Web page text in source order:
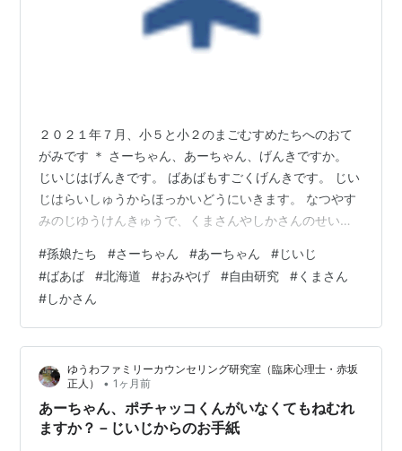
２０２１年７月、小５と小２のまごむすめたちへのおて
がみです ＊ さーちゃん、あーちゃん、げんきですか。
じいじはげんきです。 ばあばもすごくげんきです。 じい
じはらいしゅうからほっかいどうにいきます。 なつやす
みのじゆうけんきゅうで、くまさんやしかさんのせいか
がいいかな？ ばあばはじゃがいも、ままはほしいも、ら
しいです。 となると、さーちゃんとあーちゃんはじゃが
ポックルかな？ おいもだらけになっちゃいますね。 ほっ
かいどうのおみやげのりくえすとがあったら、じいじが
ほっかいどうにいる８がつまでにおしえてね。 にいがた
のじいじより （2021．7…
#孫娘たち #さーちゃん #あーちゃん #じいじ
#ばあば #北海道 #おみやげ #自由研究 #くまさん
#しかさん
ゆうわファミリーカウンセリング研究室（臨床心理士・赤坂
正人）
• 1ヶ月前
あーちゃん、ポチャッコくんがいなくてもねむれ
ますか？－じいじからのお手紙